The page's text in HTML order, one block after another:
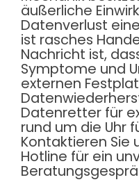
äußerliche
Datenverlust
ist rasches
Nachricht ist,
Symptome und
externen
Datenretter für
rund um die Uhr
Kontaktieren Sie
Hotline für ein